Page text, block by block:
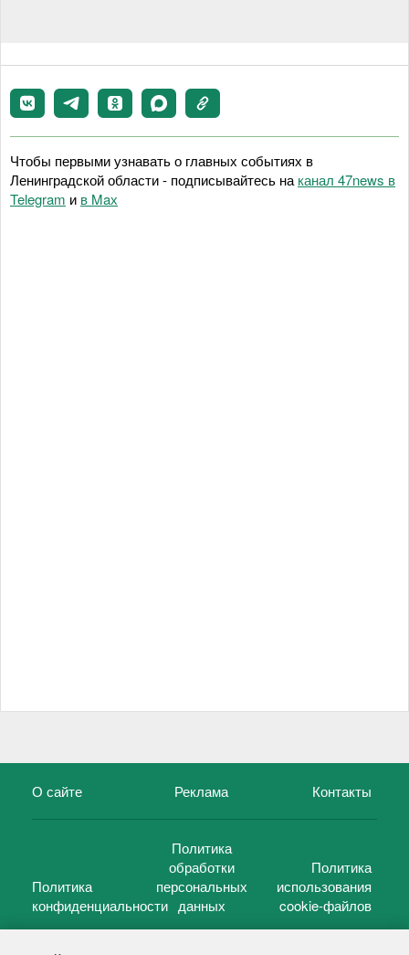
Чтобы первыми узнавать о главных событиях в
Ленинградской области - подписывайтесь на канал 47news в
Telegram и в Maх
О сайте Реклама Контакты
Политика
конфиденциальности
Политика
обработки
персональных
данных
Политика
использования
cookie-файлов